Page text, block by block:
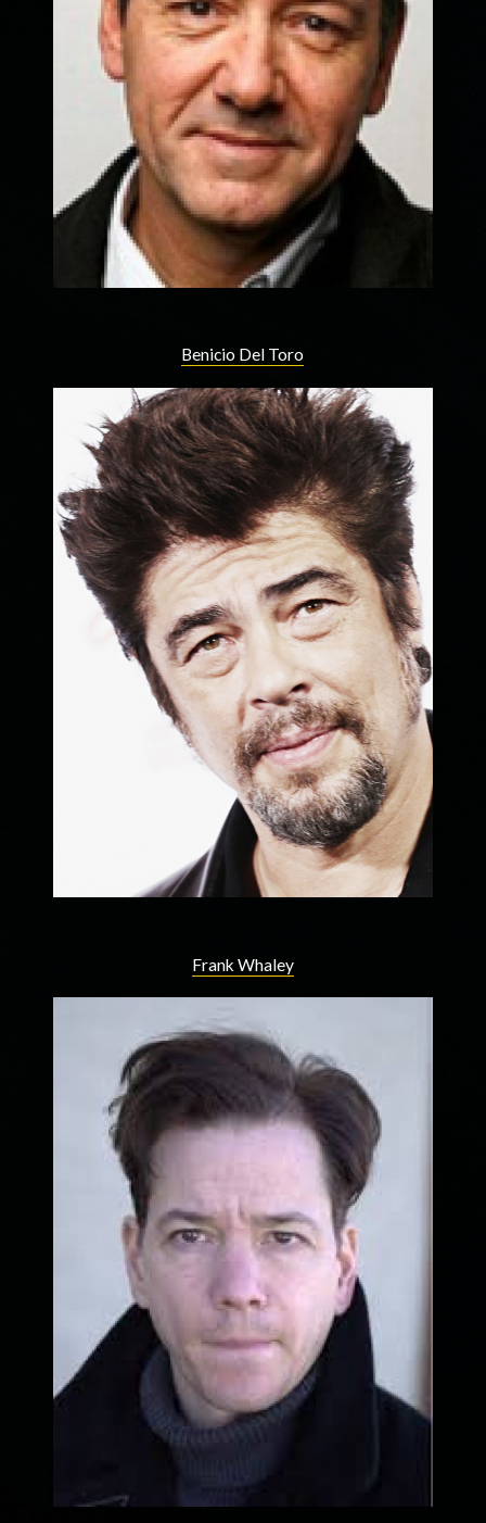
Benicio Del Toro
Frank Whaley